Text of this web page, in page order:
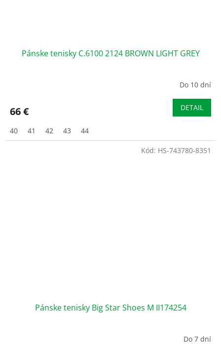
Pánske tenisky C.6100 2124 BROWN LIGHT GREY
Do 10 dní
66 € DETAIL
40 41 42 43 44
Pánske tenisky Big Star Shoes M II174254
Do 7 dní
Kód: HS-743780-8351